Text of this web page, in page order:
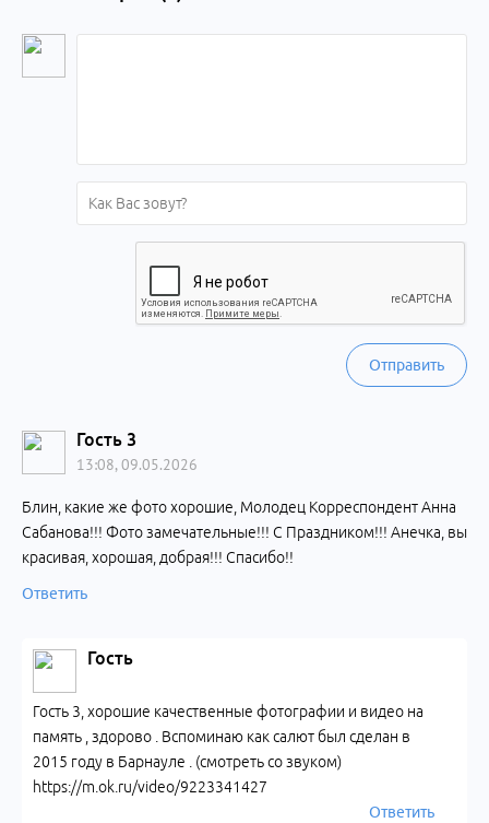
Отправить
Гость 3
13:08, 09.05.2026
Блин, какие же фото хорошие, Молодец Корреспондент Анна
Сабанова!!! Фото замечательные!!! С Праздником!!! Анечка, вы
красивая, хорошая, добрая!!! Спасибо!!
Ответить
Гость
Гость 3, хорошие качественные фотографии и видео на
память , здорово . Вспоминаю как салют был сделан в
2015 году в Барнауле . (смотреть со звуком)
https://m.ok.ru/video/9223341427
Ответить